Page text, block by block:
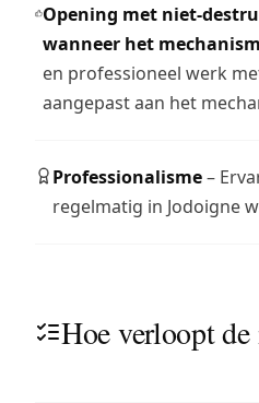
Opening met niet-
wanneer het
en professioneel werk
aangepast aan het
Professionalisme–
regelmatig in Jodoigne
Hoe verloopt